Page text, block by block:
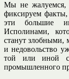
Мы не
фиксируем
эти большие
Исполинами,
станут злобными,
и недовольство
той или иной
промышленного